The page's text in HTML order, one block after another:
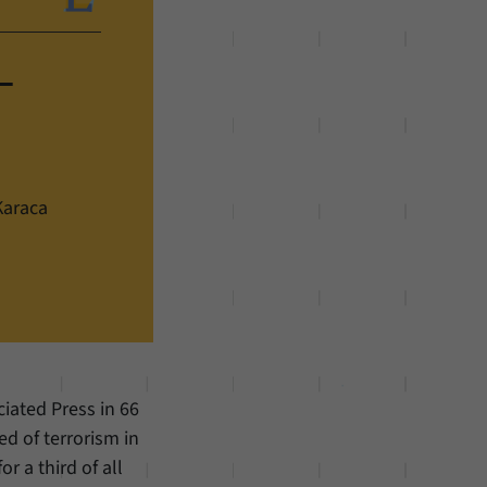
Press in 66
of terrorism in
a third of all